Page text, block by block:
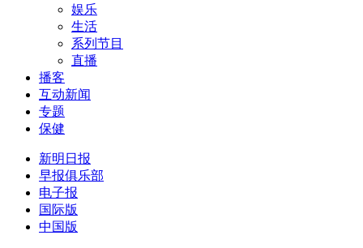
娱乐
生活
系列节目
直播
播客
互动新闻
专题
保健
新明日报
早报俱乐部
电子报
国际版
中国版